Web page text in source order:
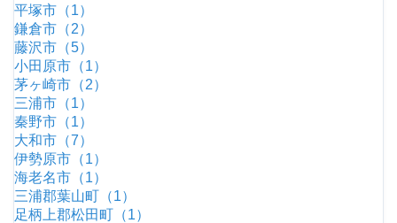
平塚市（1）
鎌倉市（2）
藤沢市（5）
小田原市（1）
茅ヶ崎市（2）
三浦市（1）
秦野市（1）
大和市（7）
伊勢原市（1）
海老名市（1）
三浦郡葉山町（1）
足柄上郡松田町（1）